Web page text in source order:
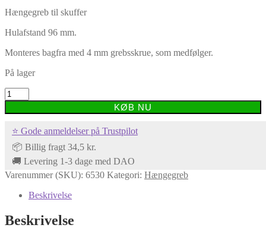
Hængegreb til skuffer
Hulafstand 96 mm.
Monteres bagfra med 4 mm grebsskrue, som medfølger.
På lager
Hængegreb
i
antik
look
96mm
antal
KØB NU
⭐ Gode anmeldelser på Trustpilot
📦 Billig fragt 34,5 kr.
🚚 Levering 1-3 dage med DAO
Varenummer (SKU): 6530 Kategori: Hængegreb
Beskrivelse
Beskrivelse